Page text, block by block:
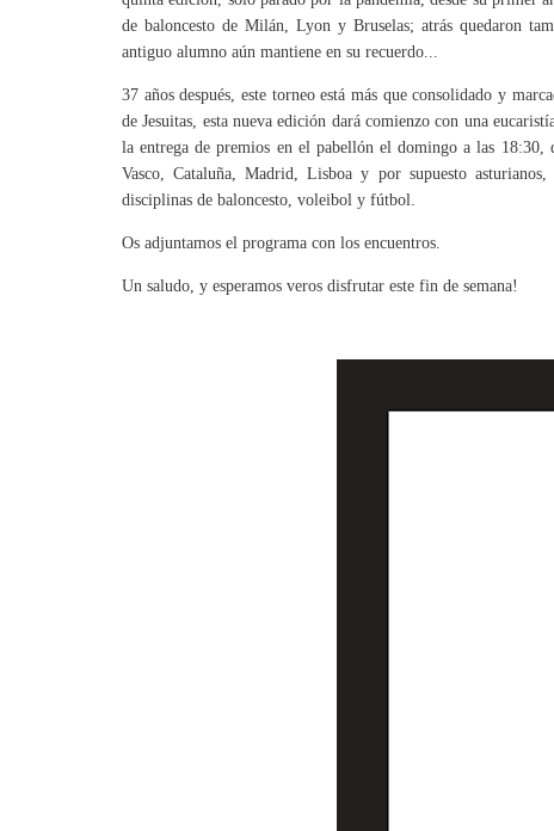
de baloncesto de Milán, Lyon y Bruselas; atrás quedaron
antiguo alumno aún mantiene en su recuerdo...
37 años después, este torneo está más que consolidado y
de Jesuitas, esta nueva edición dará comienzo con una
la entrega de premios en el pabellón el domingo a las
Vasco, Cataluña, Madrid, Lisboa y por supuesto
disciplinas de baloncesto, voleibol y fútbol.
Os adjuntamos el programa con los encuentros.
Un saludo, y esperamos veros disfrutar este fin de semana!